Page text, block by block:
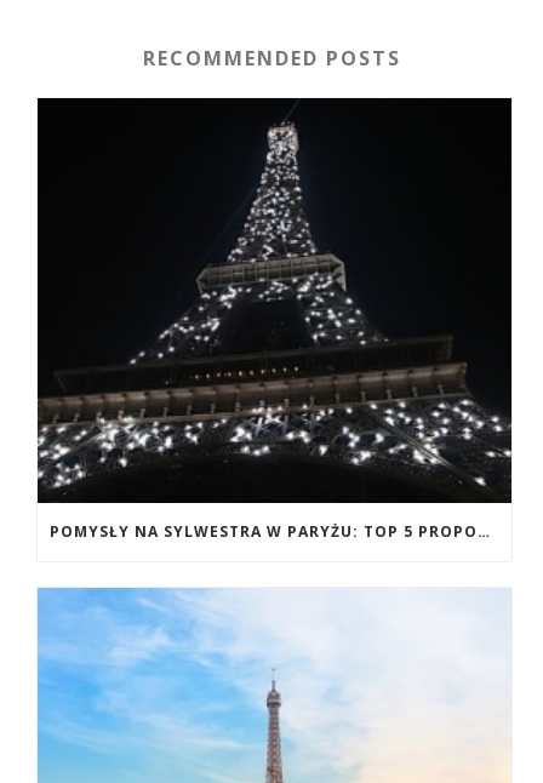
RECOMMENDED POSTS
POMYSŁY NA SYLWESTRA W PARYŻU: TOP 5 PROPOZYCJI